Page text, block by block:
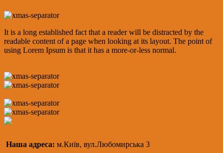
It is a long established fact that a reader will be distracted by the
readable content of a page when looking at its layout. The point of
using Lorem Ipsum is that it has a more-or-less normal.
Наша адреса: м.Київ, вул.Любомирська 3